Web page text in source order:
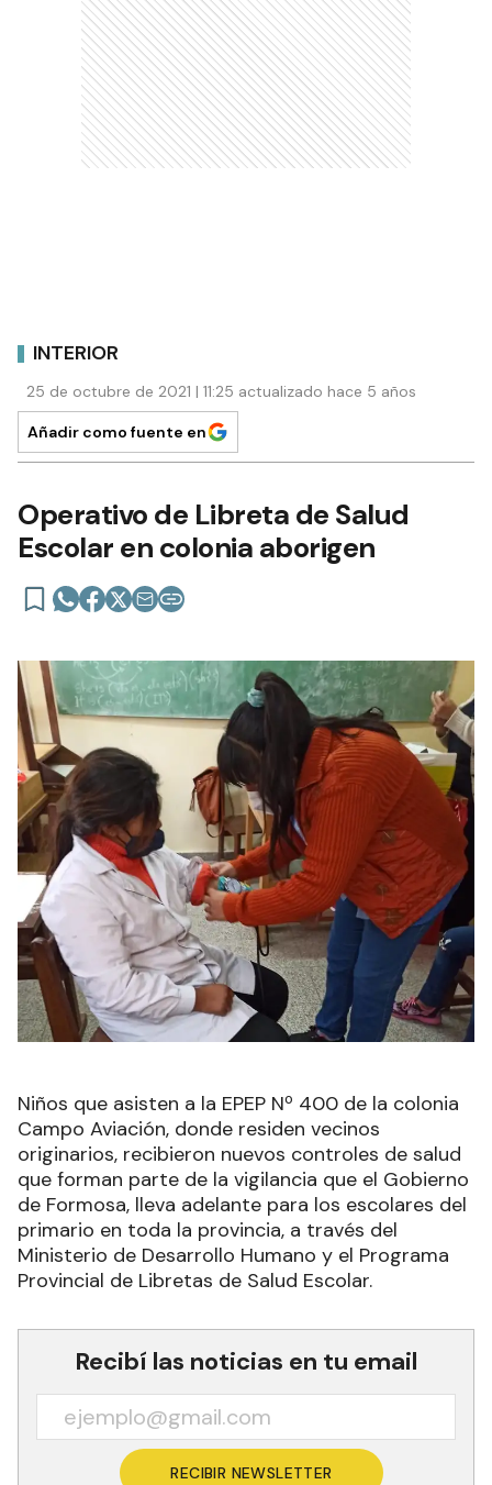
INTERIOR
25 de octubre de 2021 | 11:25 actualizado hace 5 años
Añadir como fuente en
Operativo de Libreta de Salud
Escolar en colonia aborigen
Niños que asisten a la EPEP Nº 400 de la colonia
Campo Aviación, donde residen vecinos
originarios, recibieron nuevos controles de salud
que forman parte de la vigilancia que el Gobierno
de Formosa, lleva adelante para los escolares del
primario en toda la provincia, a través del
Ministerio de Desarrollo Humano y el Programa
Provincial de Libretas de Salud Escolar.
Recibí las noticias en tu email
RECIBIR NEWSLETTER